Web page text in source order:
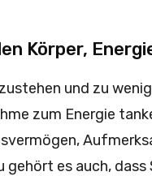
Körper,
und zu
zum Energie
es auch, dass